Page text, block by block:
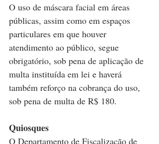
O uso de máscara facial em áreas
públicas, assim como em espaços
particulares em que houver
atendimento ao público, segue
obrigatório, sob pena de aplicação de
multa instituída em lei e haverá
também reforço na cobrança do uso,
sob pena de multa de R$ 180.
Quiosques
O Departamento de Fiscalização de